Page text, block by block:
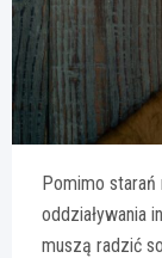
Pomimo starań
oddziaływania
muszą radzić